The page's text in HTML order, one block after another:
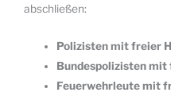
abschließen:
Polizisten mit freier
Bundespolizisten
Feuerwehrleute mit